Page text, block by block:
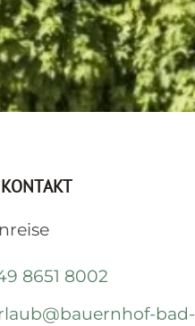
KONTAKT
8651 8002
bad-